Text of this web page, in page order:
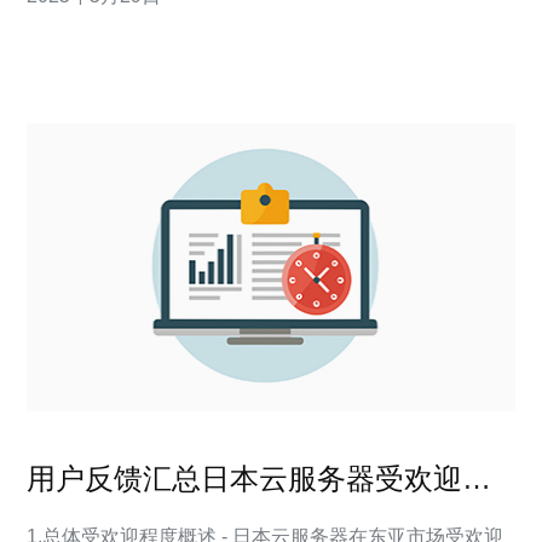
用户反馈汇总日本云服务器受欢迎吗
1.总体受欢迎程度概述 - 日本云服务器在东亚市场受欢迎